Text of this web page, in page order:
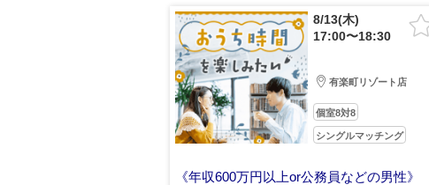
8/13(木)
17:00〜18:30
有楽町リゾート店
個室8対8
シングルマッチング
《年収600万円以上or公務員などの男性》